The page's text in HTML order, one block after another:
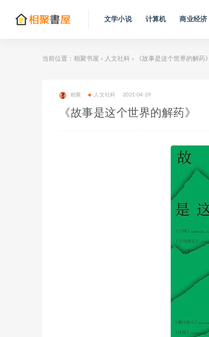
文学小说 计算机 商业经济
当前位置： 相聚书屋 > 人文社科 > 《故事是这个世界的解药》
相聚 人文社科 2021-04-29
《故事是这个世界的解药》